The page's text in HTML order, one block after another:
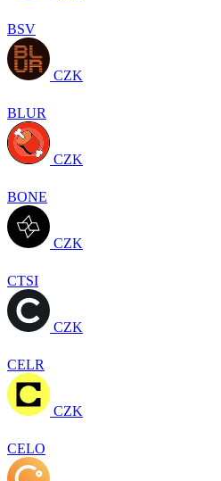
BSV
CZK
BLUR
CZK
BONE
CZK
CTSI
CZK
CELR
CZK
CELO